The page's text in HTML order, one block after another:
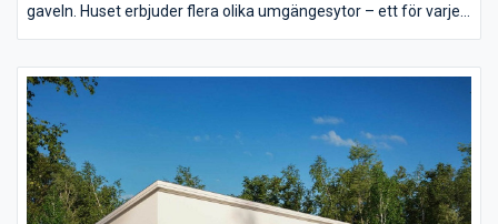
gaveln. Huset erbjuder flera olika umgängesytor – ett för varje
barndelen av huset finns både allrum och wc.